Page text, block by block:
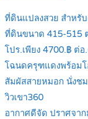
ที่ดินแปลงสวย สำหรั
ที่ดินขนาด 415-515
โปร.เพียง 4700.฿ ต่อ
โฉนดครุฑแดงพร้อม
สัมผัสสายหมอก นั่งช
วิวเขา360
อากาศดีจัด ปราศจา